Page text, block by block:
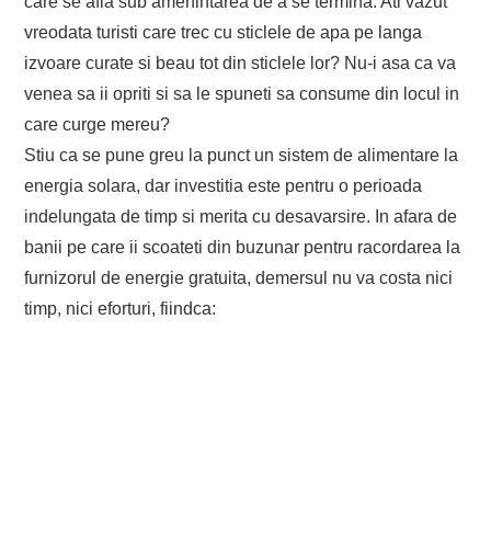
vreodata turisti care trec cu sticlele de apa pe langa
izvoare curate si beau tot din sticlele lor? Nu-i asa ca va
venea sa ii opriti si sa le spuneti sa consume din locul in
care curge mereu?
Stiu ca se pune greu la punct un sistem de alimentare la
energia solara, dar investitia este pentru o perioada
indelungata de timp si merita cu desavarsire. In afara de
banii pe care ii scoateti din buzunar pentru racordarea la
furnizorul de energie gratuita, demersul nu va costa nici
timp, nici eforturi, fiindca: